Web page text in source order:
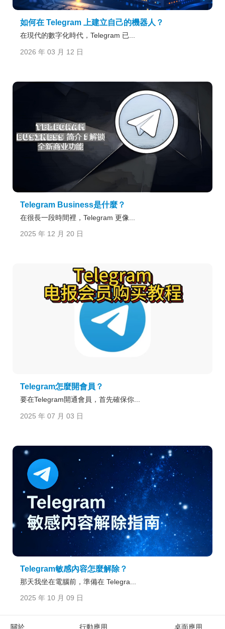
如何在 Telegram 上建立自己的機器人？
在現代的數字化時代，Telegram 已...
2026 年 03 月 12 日
Telegram Business是什麼？
在很長一段時間裡，Telegram 更像...
2025 年 12 月 20 日
Telegram怎麼開會員？
要在Telegram開通會員，首先確保你...
2025 年 07 月 03 日
Telegram敏感內容怎麼解除？
那天我坐在電腦前，準備在 Telegra...
2025 年 10 月 09 日
關於 行動應用 桌面應用